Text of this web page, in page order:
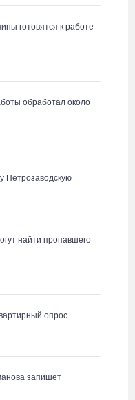
готовятся к работе
обработал около
Петрозаводскую
найти пропавшего
опрос
запишет